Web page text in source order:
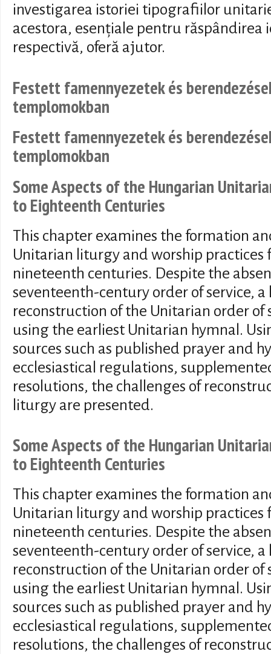
investigarea istoriei tipografiilor
acestora, esențiale pentru răspândirea
respectivă, oferă ajutor.
Festett famennyezetek és
templomokban
Festett famennyezetek és
templomokban
Some Aspects of the Hungarian
to Eighteenth Centuries
This chapter examines the formation
Unitarian liturgy and worship
nineteenth centuries. Despite the
seventeenth-century order of service,
reconstruction of the Unitarian order of
using the earliest Unitarian hymnal.
sources such as published prayer and
ecclesiastical regulations,
resolutions, the challenges of
liturgy are presented.
Some Aspects of the Hungarian
to Eighteenth Centuries
This chapter examines the formation
Unitarian liturgy and worship
nineteenth centuries. Despite the
seventeenth-century order of service,
reconstruction of the Unitarian order of
using the earliest Unitarian hymnal.
sources such as published prayer and
ecclesiastical regulations,
resolutions, the challenges of